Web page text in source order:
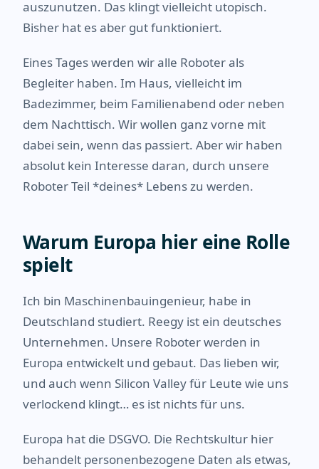
auszunutzen. Das klingt vielleicht utopisch.
Bisher hat es aber gut funktioniert.
Eines Tages werden wir alle Roboter als
Begleiter haben. Im Haus, vielleicht im
Badezimmer, beim Familienabend oder neben
dem Nachttisch. Wir wollen ganz vorne mit
dabei sein, wenn das passiert. Aber wir haben
absolut kein Interesse daran, durch unsere
Roboter Teil *deines* Lebens zu werden.
Warum Europa hier eine Rolle
spielt
Ich bin Maschinenbauingenieur, habe in
Deutschland studiert. Reegy ist ein deutsches
Unternehmen. Unsere Roboter werden in
Europa entwickelt und gebaut. Das lieben wir,
und auch wenn Silicon Valley für Leute wie uns
verlockend klingt… es ist nichts für uns.
Europa hat die DSGVO. Die Rechtskultur hier
behandelt personenbezogene Daten als etwas,